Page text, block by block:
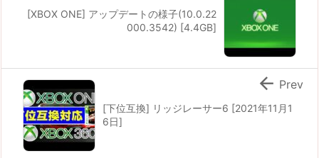
[XBOX ONE] アップデートの様子(10.0.22
000.3542) [4.4GB]
[下位互換] リッジレーサー6 [2021年11月1
6日]
 Prev